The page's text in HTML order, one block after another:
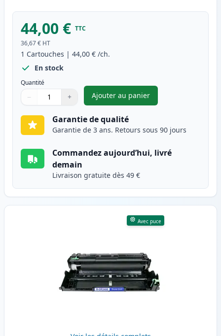
44,00 € TTC
36,67 € HT
1 Cartouches | 44,00 € /ch.
En stock
Quantité
Quantité
Utilisez les boutons pour ajuster
− +
Quantité
Ajouter au panier
,Brother TN3480 (TN3430)
Garantie de qualité
Garantie de 3 ans. Retours sous 90 jours
Commandez aujourd’hui, livré
demain
Livraison gratuite dès 49 €
Avec puce